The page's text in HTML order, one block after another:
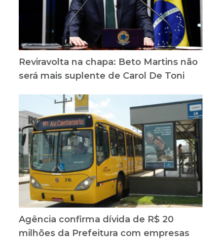
Reviravolta na chapa: Beto Martins não
será mais suplente de Carol De Toni
Agência confirma dívida de R$ 20
milhões da Prefeitura com empresas